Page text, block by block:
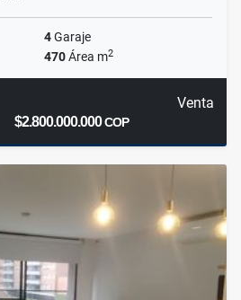
4Garaje
470Área m2
Venta
$2.800.000.000COP